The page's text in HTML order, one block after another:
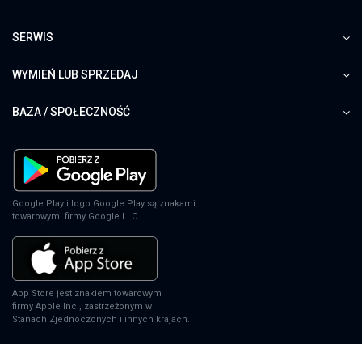
SERWIS
WYMIEŃ LUB SPRZEDAJ
BAZA / SPOŁECZNOŚĆ
Google Play i logo Google Play są znakami
towarowymi firmy Google LLC.
App Store jest znakiem towarowym
firmy Apple Inc., zastrzeżonym w
Stanach Zjednoczonych i innych krajach.